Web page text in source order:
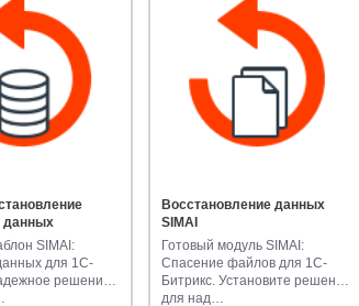
данных
SIMAI:
для 1С-
решение
Восстановление данных
SIMAI
Готовый модуль SIMAI:
Спасение файлов для 1С-
Битрикс. Установите решение
для над…